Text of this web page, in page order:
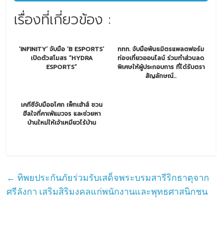
เรื่องที่เกี่ยวข้อง :
‘INFINITY’ จับมือ ‘B ESPORTS’
เปิดตัวสโมสร “HYDRA
ESPORTS”
ททท. จับมือพันธมิตรแพลตฟอร์ม
ท่องเที่ยวออนไลน์ ร่วมทำส่วนลด
พิเศษให้ผู้ประกอบการ ที่ได้รับตรา
สัญลักษณ์...
เคทีซีจับมืออโศก เพ็ทเฮ้าส์ ชวน
ฮีลใจที่คาเฟ่แมวจร และช่วยหา
บ้านใหม่ให้เจ้าเหมียวไร้บ้าน
← ทิพยประกันภัยร่วมรับเสด็จพระบรมสารีริกธาตุจาก
ศรีลังกา เสริมสิริมงคลแก่พนักงานและพุทธศาสนิกชน